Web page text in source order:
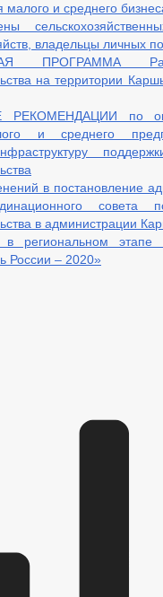
малого и среднего
владельцы личных
ПРОГРАММА
на территории
РЕКОМЕНДАЦИИ по
и среднего
в постановление
в администрации
региональном этапе
России – 2020»